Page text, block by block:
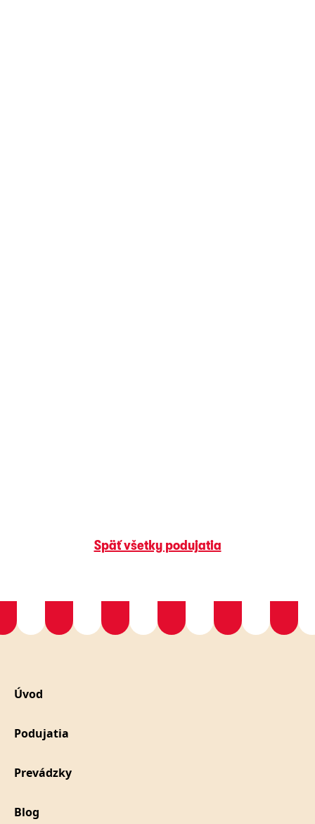
Späť všetky podujatia
Úvod
Podujatia
Prevádzky
Blog